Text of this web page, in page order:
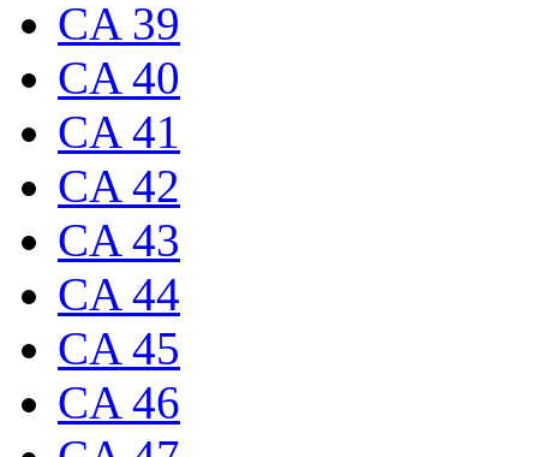
CA 39
CA 40
CA 41
CA 42
CA 43
CA 44
CA 45
CA 46